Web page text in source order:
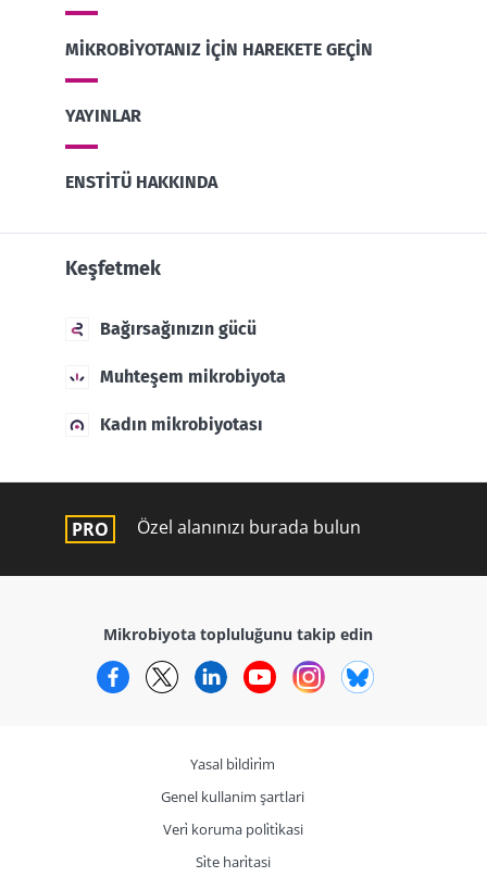
MIKROBIYOTANIZ IÇIN HAREKETE GEÇIN
YAYINLAR
ENSTITÜ HAKKINDA
Keşfetmek
Bağırsağınızın gücü
Muhteşem mikrobiyota
Kadın mikrobiyotası
Özel alanınızı burada bulun
Mikrobiyota topluluğunu takip edin
FacebookTwitterLinkedInYouTubeInstagram
Yasal bi̇ldi̇ri̇m
Genel kullanim şartlari
Veri̇ koruma poli̇ti̇kasi
Si̇te hari̇tasi